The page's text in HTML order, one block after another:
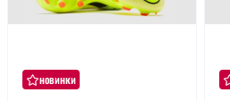
новинки